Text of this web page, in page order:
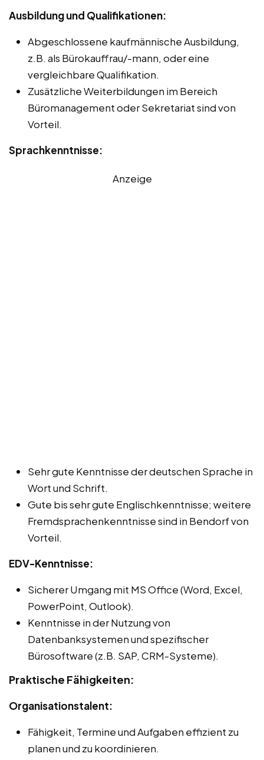
Ausbildung und Qualifikationen:
Abgeschlossene kaufmännische Ausbildung,
z.B. als Bürokauffrau/-mann, oder eine
vergleichbare Qualifikation.
Zusätzliche Weiterbildungen im Bereich
Büromanagement oder Sekretariat sind von
Vorteil.
Sprachkenntnisse:
Anzeige
Sehr gute Kenntnisse der deutschen Sprache in
Wort und Schrift.
Gute bis sehr gute Englischkenntnisse; weitere
Fremdsprachenkenntnisse sind in Bendorf von
Vorteil.
EDV-Kenntnisse:
Sicherer Umgang mit MS Office (Word, Excel,
PowerPoint, Outlook).
Kenntnisse in der Nutzung von
Datenbanksystemen und spezifischer
Bürosoftware (z.B. SAP, CRM-Systeme).
Praktische Fähigkeiten:
Organisationstalent:
Fähigkeit, Termine und Aufgaben effizient zu
planen und zu koordinieren.